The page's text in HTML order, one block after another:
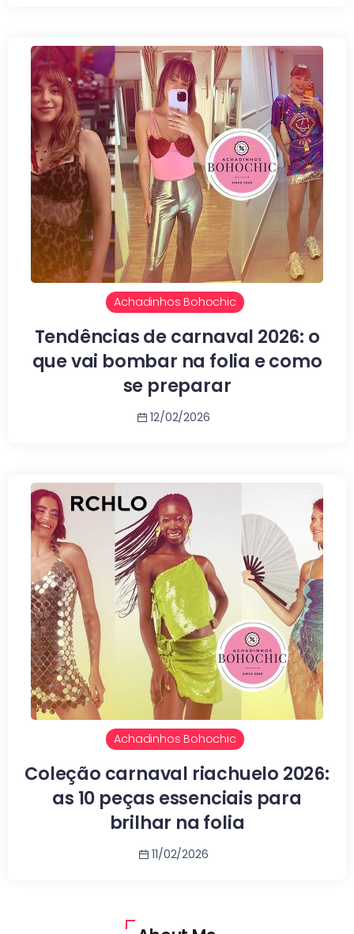
Achadinhos Bohochic
Tendências de carnaval 2026: o
que vai bombar na folia e como
se preparar
12/02/2026
Achadinhos Bohochic
Coleção carnaval riachuelo 2026:
as 10 peças essenciais para
brilhar na folia
11/02/2026